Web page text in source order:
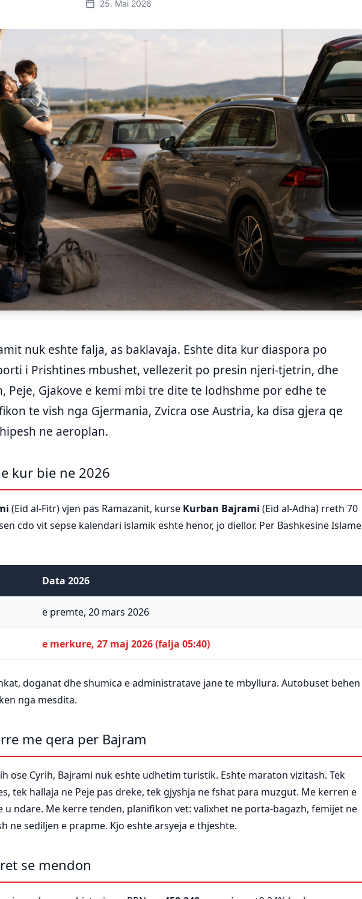
25. Mai 2026
nuk eshte falja, as baklavaja. Eshte dita kur diaspora po
i Prishtines mbushet, vellezerit po presin njeri-tjetrin, dhe
Peje, Gjakove e kemi mbi tre dite te lodhshme por edhe te
te vish nga Gjermania, Zvicra ose Austria, ka disa gjera qe
ne aeroplan.
kur bie ne 2026
(Eid al-Fitr) vjen pas Ramazanit, kurse Kurban Bajrami (Eid al-Adha) rreth 70
cdo vit sepse kalendari islamik eshte henor, jo diellor. Per Bashkesine Islame
Data 2026
e premte, 20 mars 2026
e merkure, 27 maj 2026 (falja 05:40)
doganat dhe shumica e administratave jane te mbyllura. Autobuset behen
nga mesdita.
me qera per Bajram
ose Cyrih, Bajrami nuk eshte udhetim turistik. Eshte maraton vizitash. Tek
tek hallaja ne Peje pas dreke, tek gjyshja ne fshat para muzgut. Me kerren e
ndare. Me kerre tenden, planifikon vet: valixhet ne porta-bagazh, femijet ne
ne sediljen e prapme. Kjo eshte arsyeja e thjeshte.
se mendon